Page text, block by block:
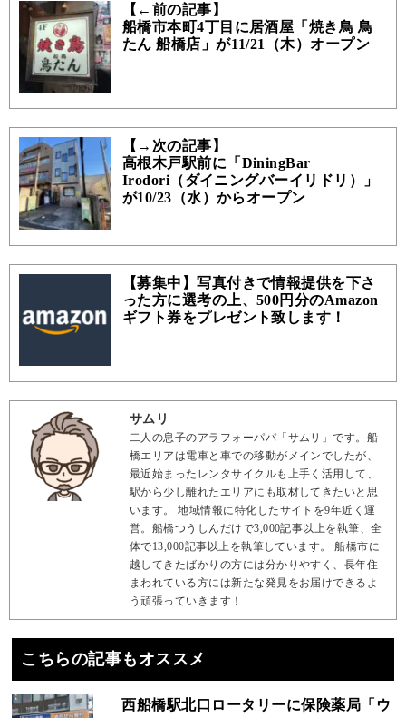
【←前の記事】
船橋市本町4丁目に居酒屋「焼き鳥 鳥
たん 船橋店」が11/21（木）オープン
【→次の記事】
高根木戸駅前に「DiningBar
Irodori（ダイニングバーイリドリ）」
が10/23（水）からオープン
【募集中】写真付きで情報提供を下さ
った方に選考の上、500円分のAmazon
ギフト券をプレゼント致します！
サムリ
二人の息子のアラフォーパパ「サムリ」です。船
橋エリアは電車と車での移動がメインでしたが、
最近始まったレンタサイクルも上手く活用して、
駅から少し離れたエリアにも取材してきたいと思
います。 地域情報に特化したサイトを9年近く運
営。船橋つうしんだけで3,000記事以上を執筆、全
体で13,000記事以上を執筆しています。 船橋市に
越してきたばかりの方には分かりやすく、長年住
まわれている方には新たな発見をお届けできるよ
う頑張っていきます！
こちらの記事もオススメ
西船橋駅北口ロータリーに保険薬局「ウ